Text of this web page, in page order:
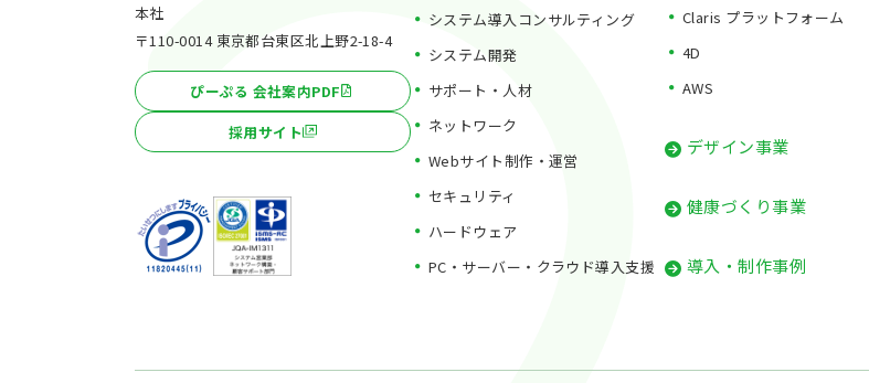
本社
〒110-0014 東京都台東区北上野2-18-4
ぴーぷる 会社案内PDF
採用サイト
システム導入コンサルティング
システム開発
サポート・人材
ネットワーク
Webサイト制作・運営
セキュリティ
ハードウェア
PC・サーバー・クラウド導入支援
Claris プラットフォーム
4D
AWS
デザイン事業
健康づくり事業
導入・制作事例